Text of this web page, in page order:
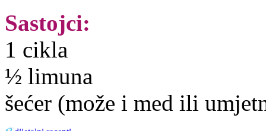
Sastojci:
1 cikla
½ limuna
šećer (može i med ili